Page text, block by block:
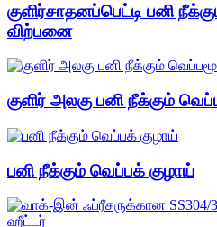
குளிர்சாதனப்பெட்டி பனி
விற்பனை
குளிர் அலகு பனி நீக்கும்
பனி நீக்கும் வெப்பக் குழாய்